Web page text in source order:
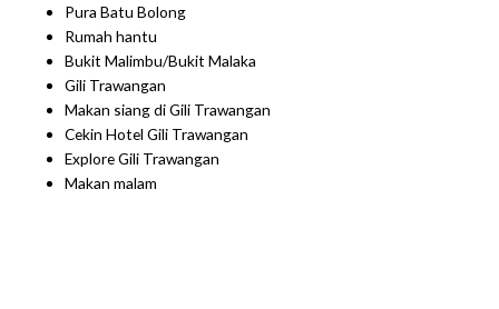
Pura Batu Bolong
Rumah hantu
Bukit Malimbu/Bukit Malaka
Gili Trawangan
Makan siang di Gili Trawangan
Cekin Hotel Gili Trawangan
Explore Gili Trawangan
Makan malam